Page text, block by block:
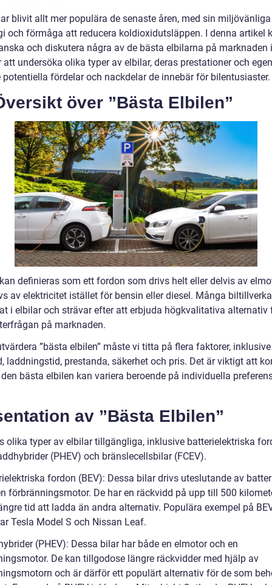
blivit allt mer populära de senaste åren, med sin miljövänliga
och förmåga att reducera koldioxidutsläppen. I denna artikel
och diskutera några av de bästa elbilarna på marknaden
att undersöka olika typer av elbilar, deras prestationer och
potentiella fördelar och nackdelar de innebär för bilentusiaster.
över ”Bästa Elbilen”
definieras som ett fordon som drivs helt eller delvis av
av elektricitet istället för bensin eller diesel. Många
i elbilar och strävar efter att erbjuda högkvalitativa alternativ
på marknaden.
”bästa elbilen” måste vi titta på flera faktorer, inklusive
laddningstid, prestanda, säkerhet och pris. Det är viktigt att
bästa elbilen kan variera beroende på individuella
av ”Bästa Elbilen”
olika typer av elbilar tillgängliga, inklusive batterielektriska
(PHEV) och bränslecellsbilar (FCEV).
fordon (BEV): Dessa bilar drivs uteslutande av
förbränningsmotor. De har en räckvidd på upp till 500
tid att ladda än andra alternativ. Populära exempel på
Tesla Model S och Nissan Leaf.
(PHEV): Dessa bilar har både en elmotor och en
De kan tillgodose längre räckvidder med hjälp av
och är därför ett populärt alternativ för de som